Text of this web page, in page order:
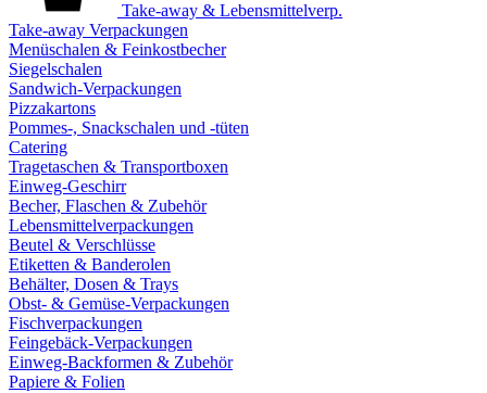
Take-away & Lebensmittelverp.
Take-away Verpackungen
Menüschalen & Feinkostbecher
Siegelschalen
Sandwich-Verpackungen
Pizzakartons
Pommes-, Snackschalen und -tüten
Catering
Tragetaschen & Transportboxen
Einweg-Geschirr
Becher, Flaschen & Zubehör
Lebensmittelverpackungen
Beutel & Verschlüsse
Etiketten & Banderolen
Behälter, Dosen & Trays
Obst- & Gemüse-Verpackungen
Fischverpackungen
Feingebäck-Verpackungen
Einweg-Backformen & Zubehör
Papiere & Folien